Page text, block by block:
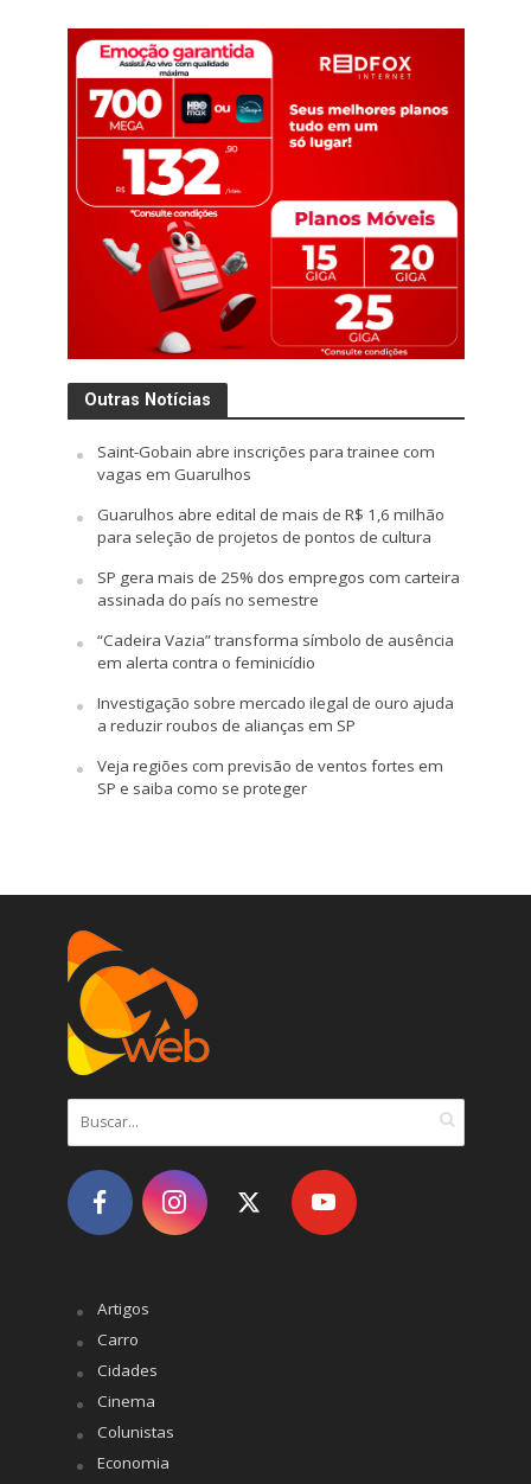
Outras Notícias
Saint-Gobain abre inscrições para trainee com
vagas em Guarulhos
Guarulhos abre edital de mais de R$ 1,6 milhão
para seleção de projetos de pontos de cultura
SP gera mais de 25% dos empregos com carteira
assinada do país no semestre
“Cadeira Vazia” transforma símbolo de ausência
em alerta contra o feminicídio
Investigação sobre mercado ilegal de ouro ajuda
a reduzir roubos de alianças em SP
Veja regiões com previsão de ventos fortes em
SP e saiba como se proteger
Artigos
Carro
Cidades
Cinema
Colunistas
Economia